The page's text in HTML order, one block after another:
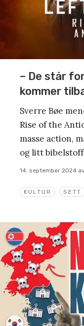
KULTUR SETT
– De står
kommer
Sverre Bøe
Rise of the
masse action,
og litt
14. september 2024